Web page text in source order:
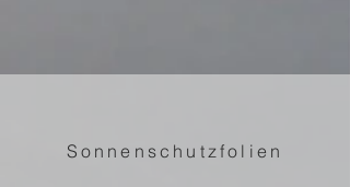
Sonnenschutzfolien